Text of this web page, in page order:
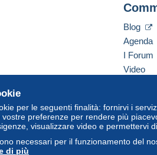
per le seguenti finalità: fornirvi i
preferenze per rendere più
visualizzare video e permettervi
necessari per il funzionamento del
di più
Blog
Agenda
I Forum
Video
America/Indiana/Vevay
Srl. Tutti i diritti riservati.